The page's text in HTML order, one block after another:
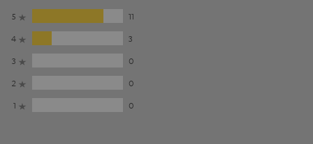
5
11
4
3
3
0
2
0
1
0